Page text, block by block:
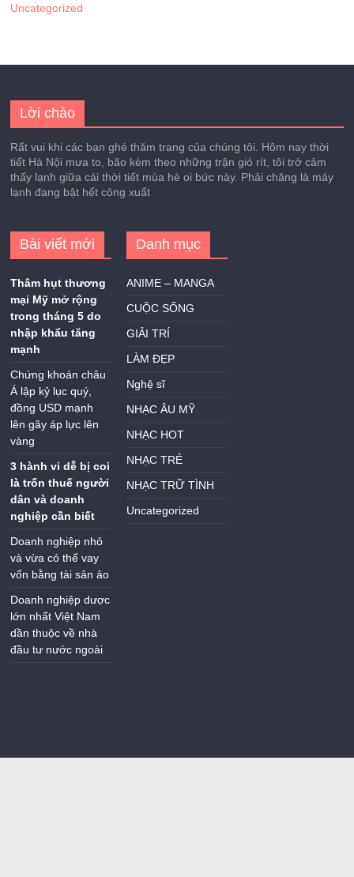
Uncategorized
Lời chào
Rất vui khi các bạn ghé thăm trang của chúng tôi. Hôm nay thời
tiết Hà Nội mưa to, bão kèm theo những trận gió rít, tôi trở cảm
thấy lạnh giữa cái thời tiết mùa hè oi bức này. Phải chăng là máy
lạnh đang bật hết công xuất
Bài viết mới
Thâm hụt thương
mại Mỹ mở rộng
trong tháng 5 do
nhập khẩu tăng
mạnh
Chứng khoán châu
Á lập kỷ lục quý,
đồng USD mạnh
lên gây áp lực lên
vàng
3 hành vi dễ bị coi
là trốn thuế người
dân và doanh
nghiệp cần biết
Doanh nghiệp nhỏ
và vừa có thể vay
vốn bằng tài sản ảo
Doanh nghiệp dược
lớn nhất Việt Nam
dần thuộc về nhà
đầu tư nước ngoài
Danh mục
ANIME – MANGA
CUỘC SỐNG
GIẢI TRÍ
LÀM ĐẸP
Nghệ sĩ
NHẠC ÂU MỸ
NHẠC HOT
NHẠC TRẺ
NHẠC TRỮ TÌNH
Uncategorized